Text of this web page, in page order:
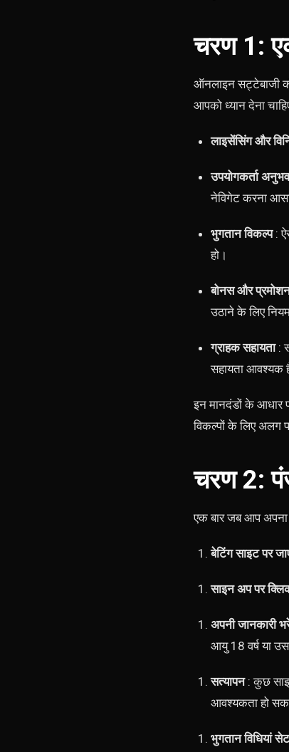
चरण 1:
ऑनलाइन सट्टेबाजी
आपको ध्यान देना
लाइसेंसिंग और
उपयोगकर्ता अनुभव
नेविगेट करना
भुगतान विकल्प:
हो।
बोनस और
उठाने के लिए
ग्राहक सहायता:
सहायता आवश्यक
इन मानदंडों के आधार
विकल्पों के लिए अलग
चरण 2:
एक बार जब आप अपना
बेटिंग साइट पर
साइन अप पर
अपनी जानकारी
आयु 18 वर्ष या
सत्यापन: कुछ
आवश्यकता हो
भुगतान विधियां